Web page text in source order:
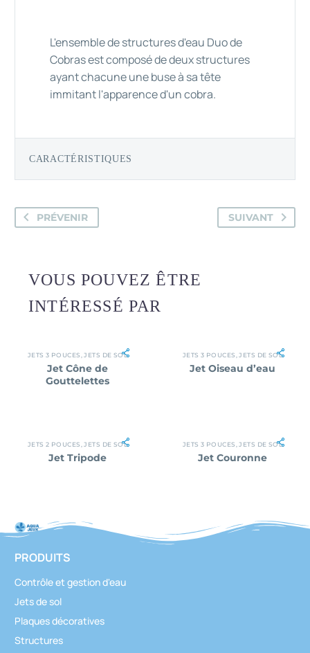
L'ensemble de structures d'eau Duo de
Cobras est composé de deux structures
ayant chacune une buse à sa tête
immitant l'apparence d'un cobra.
CARACTÉRISTIQUES
PRÉVENIR SUIVANT
VOUS POUVEZ ÊTRE
INTÉRESSÉ PAR
JETS 3 POUCES JETS DE SOL
Jet Cône de
Gouttelettes
JETS 3 POUCES JETS DE SOL
Jet Oiseau d’eau
JETS 2 POUCES JETS DE SOL
Jet Tripode
JETS 3 POUCES JETS DE SOL
Jet Couronne
PRODUITS
Contrôle et gestion d'eau
Jets de sol
Plaques décoratives
Structures